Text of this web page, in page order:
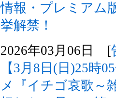
情報・プレミアム
挙解禁！
2026年03月06日 [
【3月8日(日)25時
メ『イチゴ哀歌～